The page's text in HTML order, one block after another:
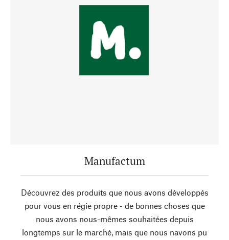
Manufactum
Découvrez des produits que nous avons développés
pour vous en régie propre - de bonnes choses que
nous avons nous-mêmes souhaitées depuis
longtemps sur le marché, mais que nous navons pu